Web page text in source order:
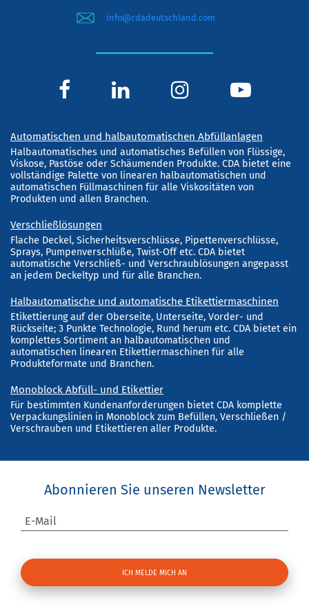
info@cdadeutschland.com
Automatischen und halbautomatischen Abfüllanlagen
Halbautomatisches und automatisches Befüllen von Flüssige,
Viskose, Pastöse oder Schäumenden Produkte. CDA bietet eine
vollständige Palette von linearen halbautomatischen und
automatischen Füllmaschinen für alle Viskositäten von
Produkten und allen Branchen.
Verschließlösungen
Flache Deckel, Sicherheitsverschlüsse, Pipettenverschlüsse,
Sprays, Pumpenverschlüße, Twist-Off etc. CDA bietet
automatische Verschließ- und Verschraublösungen angepasst
an jedem Deckeltyp und für alle Branchen.
Halbautomatische und automatische Etikettiermaschinen
Etikettierung auf der Oberseite, Unterseite, Vorder- und
Rückseite; 3 Punkte Technologie, Rund herum etc. CDA bietet ein
komplettes Sortiment an halbautomatischen und
automatischen linearen Etikettiermaschinen für alle
Produkteformate und Branchen.
Monoblock Abfüll- und Etikettier
Für bestimmten Kundenanforderungen bietet CDA komplette
Verpackungslinien in Monoblock zum Befüllen, Verschließen /
Verschrauben und Etikettieren aller Produkte.
Abonnieren Sie unseren Newsletter
E-Mail